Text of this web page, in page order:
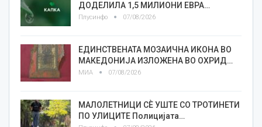
ДОДЕЛИЛА 1,5 МИЛИОНИ ЕВРА…
Плусинфо 07/08/2026
ЕДИНСТВЕНАТА МОЗАИЧНА ИКОНА ВО
МАКЕДОНИЈА ИЗЛОЖЕНА ВО ОХРИД…
МИА 07/08/2026
МАЛОЛЕТНИЦИ СÈ УШТЕ СО ТРОТИНЕТИ
ПО УЛИЦИТЕ Полицијата…